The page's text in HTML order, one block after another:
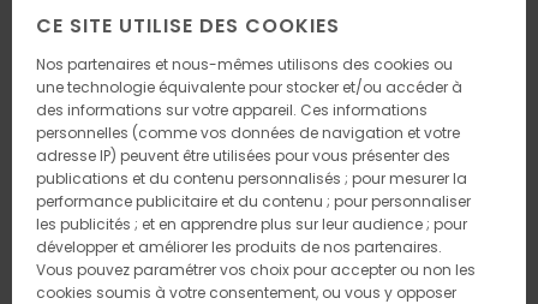
CE SITE UTILISE DES COOKIES
Nos partenaires et nous-mêmes utilisons des cookies ou
une technologie équivalente pour stocker et/ou accéder à
des informations sur votre appareil. Ces informations
personnelles (comme vos données de navigation et votre
adresse IP) peuvent être utilisées pour vous présenter des
publications et du contenu personnalisés ; pour mesurer la
performance publicitaire et du contenu ; pour personnaliser
les publicités ; et en apprendre plus sur leur audience ; pour
développer et améliorer les produits de nos partenaires.
Vous pouvez paramétrer vos choix pour accepter ou non les
cookies soumis à votre consentement, ou vous y opposer